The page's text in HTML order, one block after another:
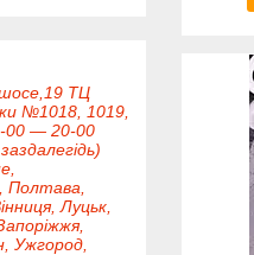
шосе,19 ТЦ
№1018, 1019,
00 — 20-00
Полтава,
Луцьк,
Ужгород,